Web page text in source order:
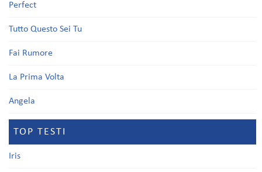
Perfect
Tutto Questo Sei Tu
Fai Rumore
La Prima Volta
Angela
TOP TESTI
Iris